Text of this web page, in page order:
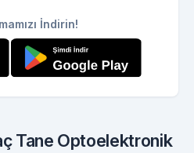
İndirin!
Tane Optoelektronik